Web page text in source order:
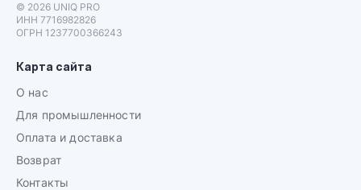
© 2026 UNIQ PRO
ИНН 7716982826
ОГРН 1237700366243
Карта сайта
О нас
Для промышленности
Оплата и доставка
Возврат
Контакты